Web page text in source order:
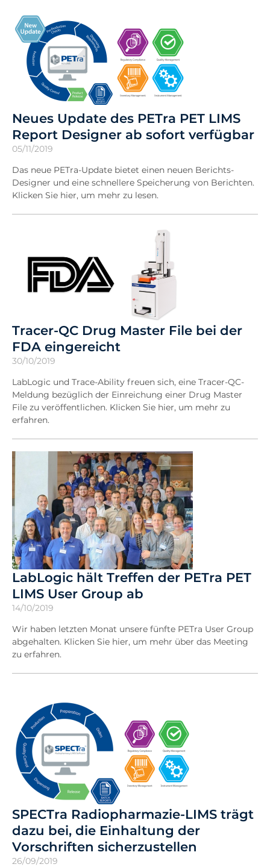
Neues Update des PETra PET LIMS
Report Designer ab sofort verfügbar
05/11/2019
Das neue PETra-Update bietet einen neuen Berichts-
Designer und eine schnellere Speicherung von Berichten.
Klicken Sie hier, um mehr zu lesen.
Tracer-QC Drug Master File bei der
FDA eingereicht
30/10/2019
LabLogic und Trace-Ability freuen sich, eine Tracer-QC-
Meldung bezüglich der Einreichung einer Drug Master
File zu veröffentlichen. Klicken Sie hier, um mehr zu
erfahren.
LabLogic hält Treffen der PETra PET
LIMS User Group ab
14/10/2019
Wir haben letzten Monat unsere fünfte PETra User Group
abgehalten. Klicken Sie hier, um mehr über das Meeting
zu erfahren.
SPECTra Radiopharmazie-LIMS trägt
dazu bei, die Einhaltung der
Vorschriften sicherzustellen
26/09/2019